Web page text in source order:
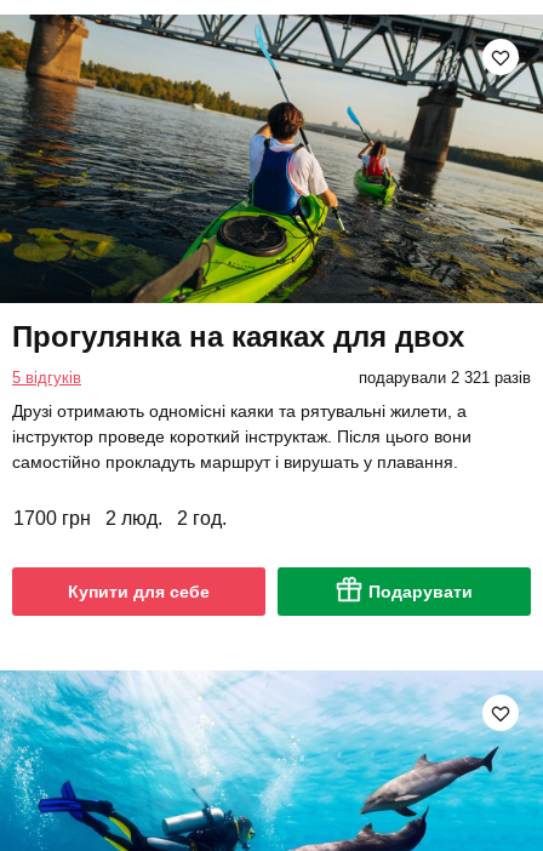
Прогулянка на каяках для двох
5 відгуків подарували 2 321 разів
Друзі отримають одномісні каяки та рятувальні жилети, а
інструктор проведе короткий інструктаж. Після цього вони
самостійно прокладуть маршрут і вирушать у плавання.
1700 грн 2 люд. 2 год.
Купити для себе Подарувати